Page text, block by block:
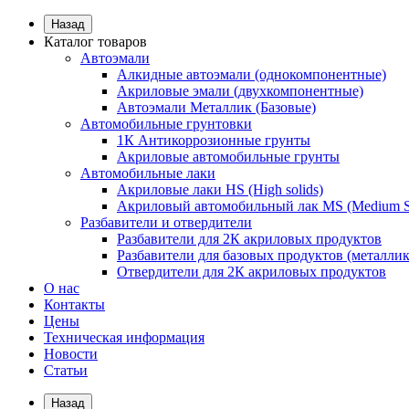
Назад
Каталог товаров
Автоэмали
Алкидные автоэмали (однокомпонентные)
Акриловые эмали (двухкомпонентные)
Автоэмали Металлик (Базовые)
Автомобильные грунтовки
1К Антикоррозионные грунты
Акриловые автомобильные грунты
Автомобильные лаки
Акриловые лаки HS (High solids)
Акриловый автомобильный лак MS (Medium
Разбавители и отвердители
Разбавители для 2К акриловых продуктов
Разбавители для базовых продуктов
Отвердители для 2К акриловых продуктов
О нас
Контакты
Цены
Техническая информация
Новости
Статьи
Назад